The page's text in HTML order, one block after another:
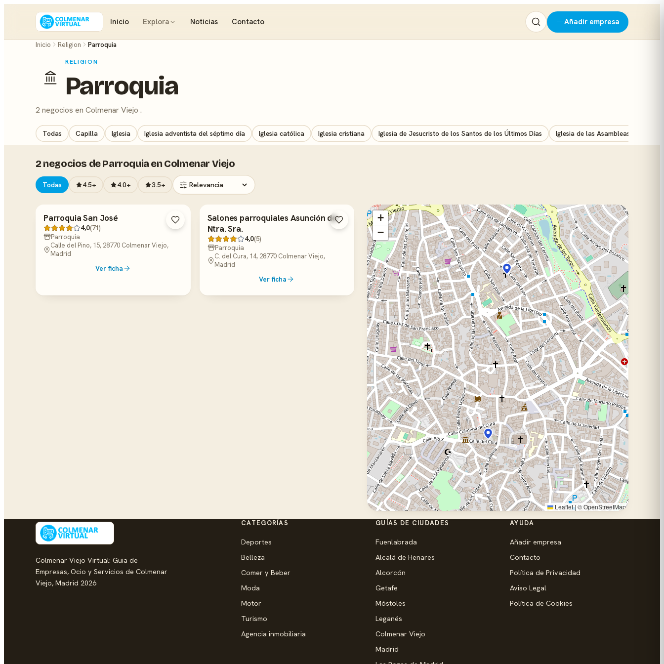
Inicio Explora Noticias Contacto Añadir empresa
Inicio Religion Parroquia
RELIGION
Parroquia
2 negocios en Colmenar Viejo .
Todas Capilla Iglesia Iglesia adventista del séptimo día Iglesia católica Iglesia cristiana Iglesia de Jesucristo de los Santos de los Últimos Días Iglesia de las Asambleas de Dios
2 negocios de Parroquia en Colmenar Viejo
Todas 4.5+ 4.0+ 3.5+
Parroquia San José
4,0(71)
Parroquia
Calle del Pino, 15, 28770 Colmenar Viejo,
Madrid
Ver ficha
Salones parroquiales Asunción de
Ntra. Sra.
4,0(5)
Parroquia
C. del Cura, 14, 28770 Colmenar Viejo,
Madrid
Ver ficha
+
−
Leaflet| ©OpenStreetMap
Colmenar Viejo Virtual: Guia de
Empresas, Ocio y Servicios de Colmenar
Viejo, Madrid 2026
CATEGORÍAS
Deportes
Belleza
Comer y Beber
Moda
Motor
Turismo
Agencia inmobiliaria
GUÍAS DE CIUDADES
Fuenlabrada
Alcalá de Henares
Alcorcón
Getafe
Móstoles
Leganés
Colmenar Viejo
Madrid
AYUDA
Añadir empresa
Contacto
Política de Privacidad
Aviso Legal
Política de Cookies